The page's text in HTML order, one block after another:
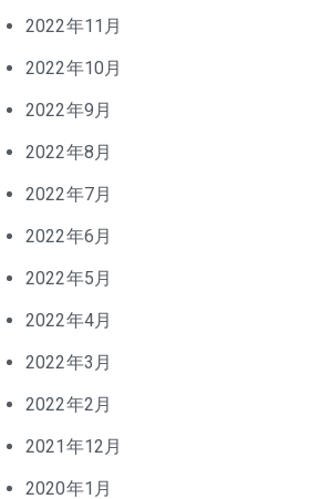
2022年11月
2022年10月
2022年9月
2022年8月
2022年7月
2022年6月
2022年5月
2022年4月
2022年3月
2022年2月
2021年12月
2020年1月